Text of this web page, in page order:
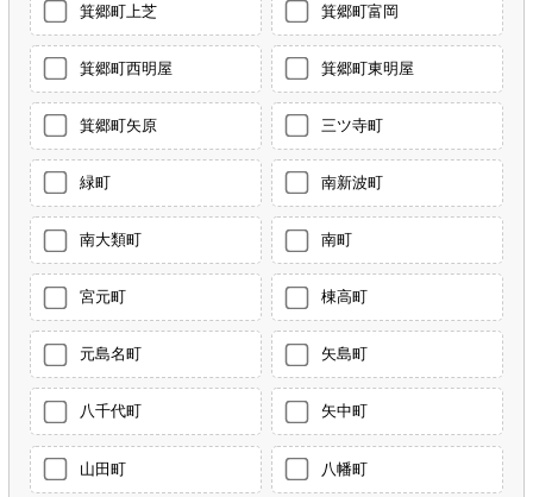
箕郷町上芝 箕郷町富岡
箕郷町西明屋 箕郷町東明屋
箕郷町矢原 三ツ寺町
緑町 南新波町
南大類町 南町
宮元町 棟高町
元島名町 矢島町
八千代町 矢中町
山田町 八幡町